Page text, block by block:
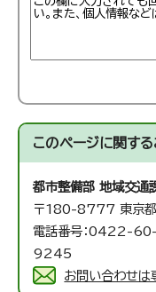
このページに関する
都市整備部 地域交通
〒180-8777 東京
電話番号：0422-
9245
お問い合わせは